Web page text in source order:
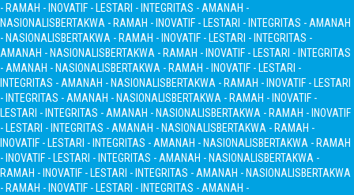
- RAMAH - INOVATIF - LESTARI - INTEGRITAS - AMANAH -
NASIONALISBERTAKWA - RAMAH - INOVATIF - LESTARI - INTEGRITAS - AMANAH
- NASIONALISBERTAKWA - RAMAH - INOVATIF - LESTARI - INTEGRITAS -
AMANAH - NASIONALISBERTAKWA - RAMAH - INOVATIF - LESTARI - INTEGRITAS
- AMANAH - NASIONALISBERTAKWA - RAMAH - INOVATIF - LESTARI -
INTEGRITAS - AMANAH - NASIONALISBERTAKWA - RAMAH - INOVATIF - LESTARI
- INTEGRITAS - AMANAH - NASIONALISBERTAKWA - RAMAH - INOVATIF -
LESTARI - INTEGRITAS - AMANAH - NASIONALISBERTAKWA - RAMAH - INOVATIF
- LESTARI - INTEGRITAS - AMANAH - NASIONALISBERTAKWA - RAMAH -
INOVATIF - LESTARI - INTEGRITAS - AMANAH - NASIONALISBERTAKWA - RAMAH
- INOVATIF - LESTARI - INTEGRITAS - AMANAH - NASIONALISBERTAKWA -
RAMAH - INOVATIF - LESTARI - INTEGRITAS - AMANAH - NASIONALISBERTAKWA
- RAMAH - INOVATIF - LESTARI - INTEGRITAS - AMANAH -